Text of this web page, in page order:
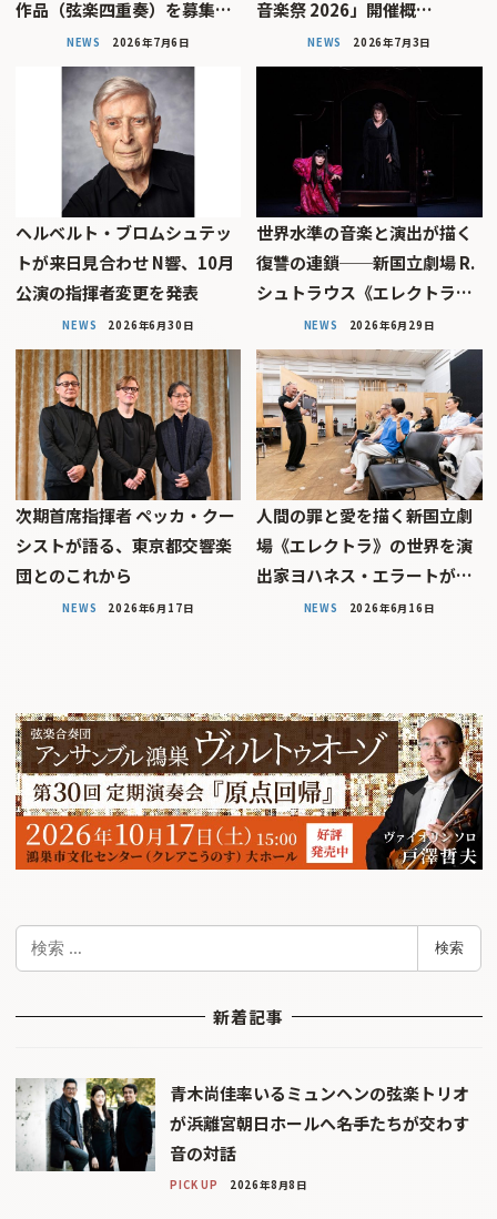
作品（弦楽四重奏）を募集…
NEWS 2026年7月6日
音楽祭 2026」開催概…
NEWS 2026年7月3日
ヘルベルト・ブロムシュテッ
トが来日見合わせ N響、10月
公演の指揮者変更を発表
NEWS 2026年6月30日
世界水準の音楽と演出が描く
復讐の連鎖──新国立劇場 R.
シュトラウス《エレクトラ…
NEWS 2026年6月29日
次期首席指揮者 ペッカ・クー
シストが語る、東京都交響楽
団とのこれから
NEWS 2026年6月17日
人間の罪と愛を描く――新国立劇
場《エレクトラ》の世界を演
出家ヨハネス・エラートが…
NEWS 2026年6月16日
検
検索
新着記事
青木尚佳率いるミュンヘンの弦楽トリオ
が浜離宮朝日ホールへ――名手たちが交わす
音の対話
PICK UP 2026年8月8日